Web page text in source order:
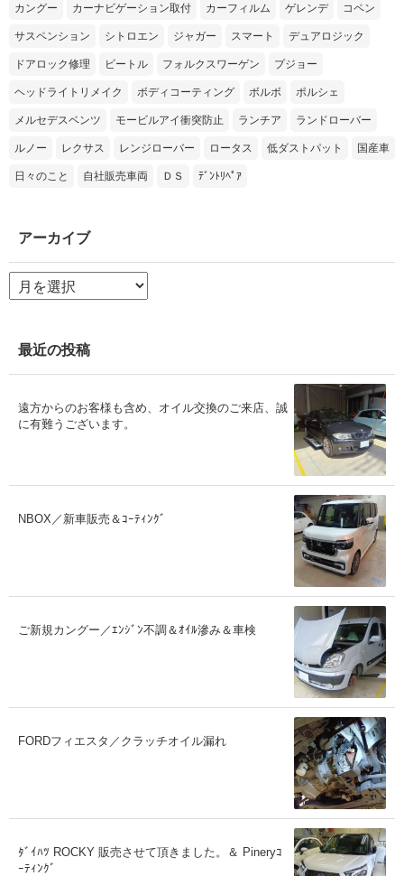
カングー カーナビゲーション取付 カーフィルム ゲレンデ コペン
サスペンション シトロエン ジャガー スマート デュアロジック
ドアロック修理 ビートル フォルクスワーゲン プジョー
ヘッドライトリメイク ボディコーティング ボルボ ポルシェ
メルセデスベンツ モービルアイ衝突防止 ランチア ランドローバー
ルノー レクサス レンジローバー ロータス 低ダストパット 国産車
日々のこと 自社販売車両 ＤＳ ﾃﾞﾝﾄﾘﾍﾟｱ
アーカイブ
ア
ー
ブ
最近の投稿
遠方からのお客様も含め、オイル交換のご来店、誠
に有難うございます。
NBOX／新車販売＆ｺｰﾃｨﾝｸﾞ
ご新規カングー／ｴﾝｼﾞﾝ不調＆ｵｲﾙ滲み＆車検
FORDフィエスタ／クラッチオイル漏れ
ﾀﾞｲﾊﾂ ROCKY 販売させて頂きました。＆ Pineryｺ
ｰﾃｨﾝｸﾞ